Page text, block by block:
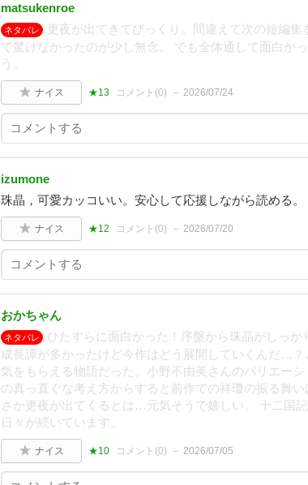
matsukenroe
ネタバレ
更夜が出てきてびっくり。間違えて次の短編
で驚けなかったのが少し無念。 でも全体通して面白か
う。
ナイス ★13 コメント(0) 2026/07/24
izumone
珠晶，可愛カッコいい。安心して応援しながら読める。
ナイス ★12 コメント(0) 2026/07/20
おかちゃん
ネタバレ
ひたすらに面白かった！序盤から珠晶がしっ
成長譚が多かったけど今作はどう展開していくんだ…
気をもらえる物語だった。小野不由美さんのバリエー
の真っ直ぐな考え方からすると前作での祥瓊の振る舞
さか更夜が出てくるとは…元気そうで嬉しい。 十二国
日々が続いています。
ナイス ★10 コメント(0) 2026/07/05